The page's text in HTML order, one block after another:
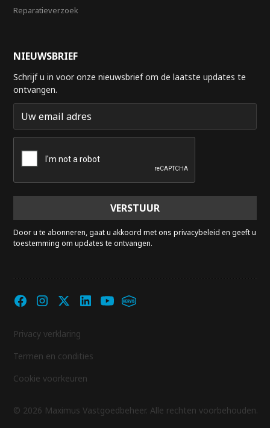
Reparatieverzoek
NIEUWSBRIEF
Schrijf u in voor onze nieuwsbrief om de laatste updates te
ontvangen.
Door u te abonneren, gaat u akkoord met ons privacybeleid en geeft u
toestemming om updates te ontvangen.
© 2026 Maximus Vastgoedbeheer. Alle rechten voorbehouden.
Privacy verklaring
Termen en condities
Cookie voorkeuren